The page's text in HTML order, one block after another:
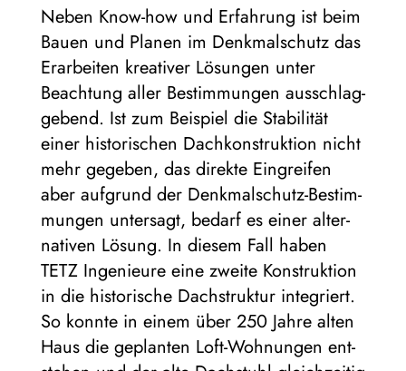
Neben Know-how und Erfah­rung ist beim
Bauen und Pla­nen im Denk­mal­schutz das
Erar­bei­ten krea­ti­ver Lösun­gen unter
Beach­tung aller Bestim­mun­gen aus­schlag­
ge­bend. Ist zum Bei­spiel die Sta­bi­li­tät
einer his­to­ri­schen Dach­kon­struk­tion nicht
mehr gege­ben, das direkte Ein­grei­fen
aber auf­grund der Denk­mal­schutz-Bestim­
mun­gen unter­sagt, bedarf es einer alter­
na­ti­ven Lösung. In die­sem Fall haben
TETZ Inge­nieure eine zweite Kon­struk­tion
in die his­to­ri­sche Dach­struk­tur inte­griert.
So konnte in einem über 250 Jahre alten
Haus die geplan­ten Loft-Woh­nun­gen ent­